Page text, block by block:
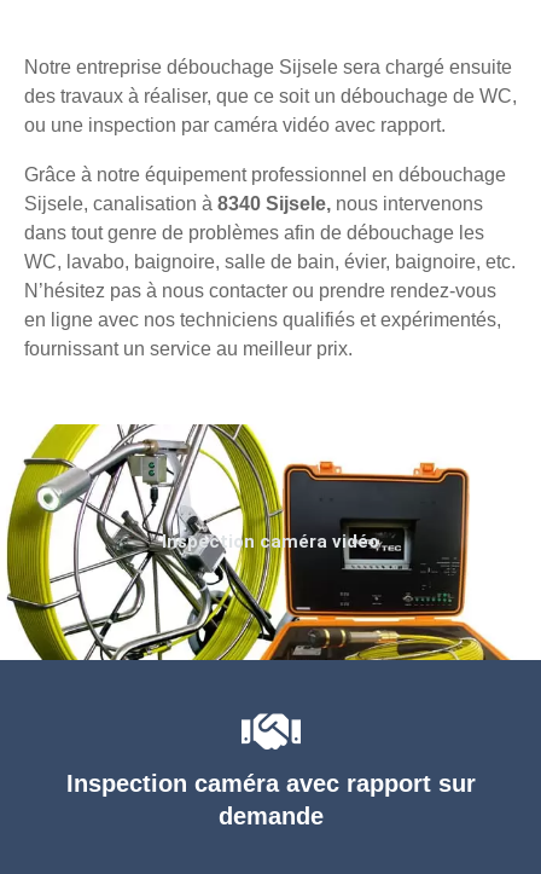
Notre entreprise débouchage Sijsele sera chargé ensuite
des travaux à réaliser, que ce soit un débouchage de WC,
ou une inspection par caméra vidéo avec rapport.
Grâce à notre équipement professionnel en débouchage
Sijsele, canalisation à 8340 Sijsele, nous intervenons
dans tout genre de problèmes afin de débouchage les
WC, lavabo, baignoire, salle de bain, évier, baignoire, etc.
N’hésitez pas à nous contacter ou prendre rendez-vous
en ligne avec nos techniciens qualifiés et expérimentés,
fournissant un service au meilleur prix.
Inspection caméra avec rapport sur
demande
Inspection caméra vidéo